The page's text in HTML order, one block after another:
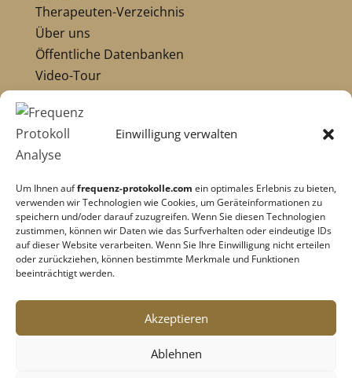
Einwilligung verwalten
Um Ihnen auffrequenz-protokolle.com ein optimales Erlebnis zu bieten,
verwenden wir Technologien wie Cookies, um Geräteinformationen zu
speichern und/oder darauf zuzugreifen. Wenn Sie diesen Technologien
zustimmen, können wir Daten wie das Surfverhalten oder eindeutige IDs
auf dieser Website verarbeiten. Wenn Sie Ihre Einwilligung nicht erteilen
oder zurückziehen, können bestimmte Merkmale und Funktionen
beeinträchtigt werden.
Akzeptieren
Ablehnen
Therapeuten-Verzeichnis
Über uns
Öffentliche Datenbanken
Video-Tour
Die Pioniere:
Übersicht Pioniere
Nikola Tesla
Dr. Hulda Clark
Robert C. Beck
Georges Lakhovsky
verwandte Pioniere
Datenschutz
Cookie-Richtlinie|AGB's